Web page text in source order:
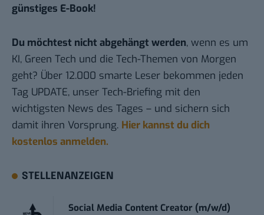
günstiges E-Book!
Du möchtest nicht abgehängt werden, wenn es um
KI, Green Tech und die Tech-Themen von Morgen
geht? Über 12.000 smarte Leser bekommen jeden
Tag UPDATE, unser Tech-Briefing mit den
wichtigsten News des Tages – und sichern sich
damit ihren Vorsprung. Hier kannst du dich
kostenlos anmelden.
STELLENANZEIGEN
Social Media Content Creator (m/w/d)